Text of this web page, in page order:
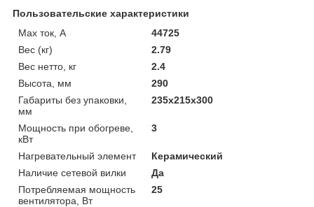
Пользовательские характеристики
Max ток, А
44725
Вес (кг)
2.79
Вес нетто, кг
2.4
Высота, мм
290
Габариты без упаковки,
мм
235х215х300
Мощность при обогреве,
кВт
3
Нагревательный элемент
Керамический
Наличие сетевой вилки
Да
Потребляемая мощность
вентилятора, Вт
25